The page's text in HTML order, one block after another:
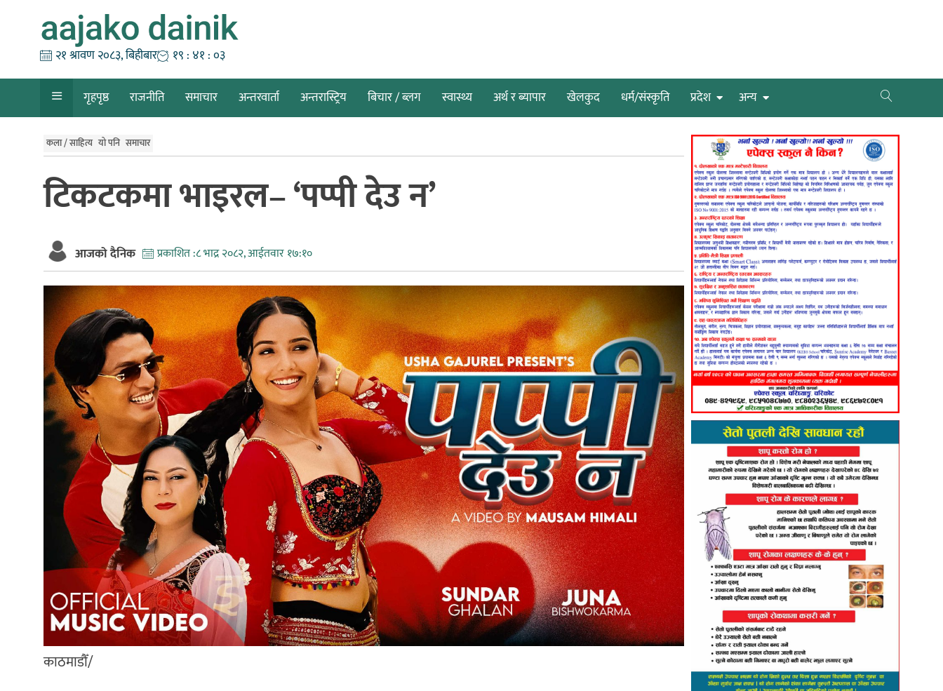
२१ श्रावण २०८३, बिहीबार १९ : ४१ : ०४
गृहपृष्ठ राजनीति समाचार अन्तरवार्ता अन्तरास्ट्रिय बिचार / ब्लग स्वास्थ्य अर्थ र ब्यापार खेलकुद धर्म/संस्कृति प्रदेश अन्य
कला / साहित्य यो पनि समाचार
टिकटकमा भाइरल– ‘पप्पी देउ न’
आजको दैनिक प्रकाशित :८ भाद्र २०८२, आईतवार १७:१०
काठमाडौँ/